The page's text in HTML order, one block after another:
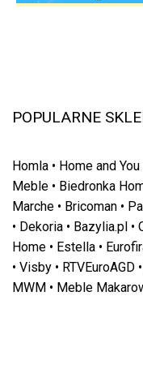
POPULARNE
Homla • Home and You
Meble • Biedronka
Marche • Bricoman •
• Dekoria • Bazylia.pl •
Home • Estella •
• Visby • RTVEuroAGD •
MWM • Meble